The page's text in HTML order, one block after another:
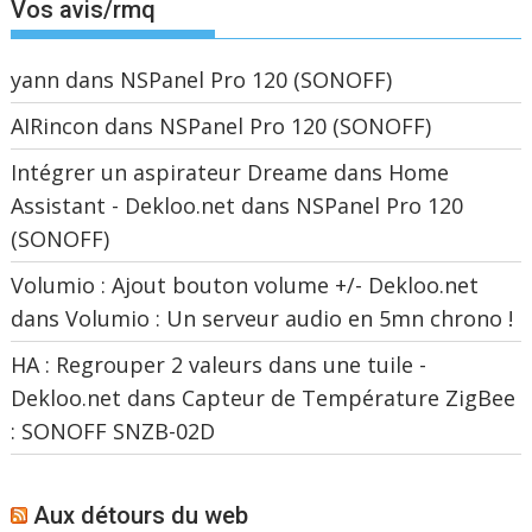
Vos avis/rmq
yann dans NSPanel Pro 120 (SONOFF)
AIRincon dans NSPanel Pro 120 (SONOFF)
Intégrer un aspirateur Dreame dans Home
Assistant - Dekloo.net dans NSPanel Pro 120
(SONOFF)
Volumio : Ajout bouton volume +/- Dekloo.net
dansVolumio : Un serveur audio en 5mn chrono !
HA : Regrouper 2 valeurs dans une tuile -
Dekloo.net dans Capteur de Température ZigBee
: SONOFF SNZB-02D
Aux détours du web